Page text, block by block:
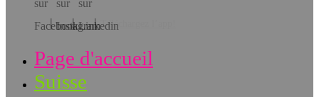
Téléchargez l’app!
Page d'accueil
Suisse